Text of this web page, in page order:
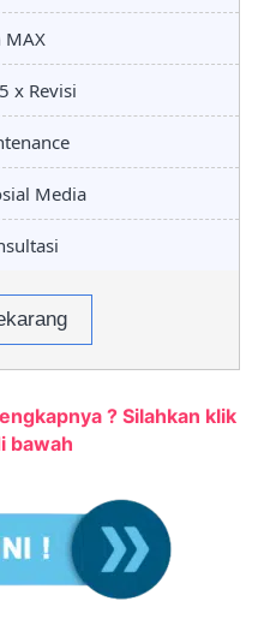
MAX
x Revisi
Media
? Silahkan klik
bawah